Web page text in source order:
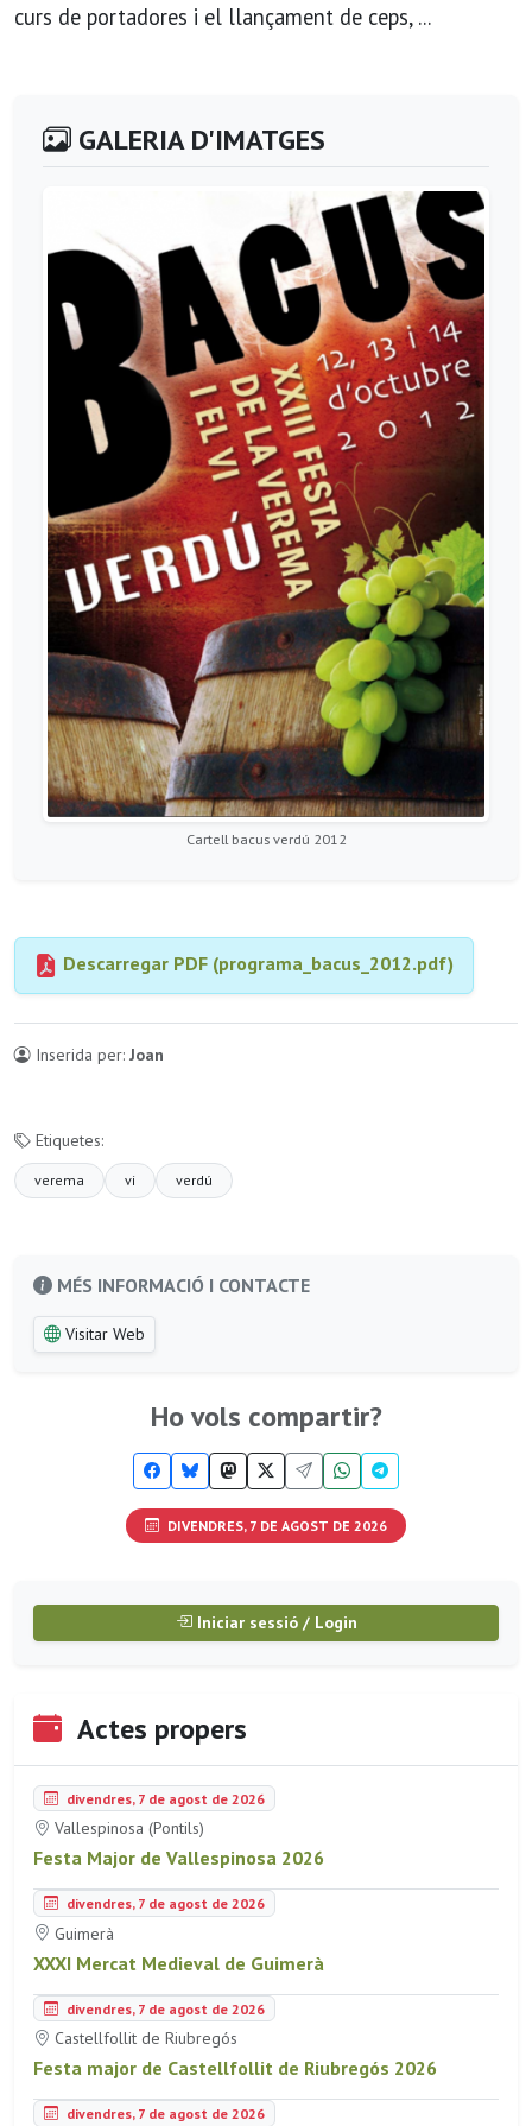
curs de portadores i el llançament de ceps, ...
GALERIA D'IMATGES
Cartell bacus verdú 2012
Descarregar PDF (programa_bacus_2012.pdf)
Inserida per: Joan
Etiquetes:
verema vi verdú
MÉS INFORMACIÓ I CONTACTE
Visitar Web
Ho vols compartir?
DIVENDRES, 7 DE AGOST DE 2026
Iniciar sessió / Login
Actes propers
divendres, 7 de agost de 2026
Vallespinosa (Pontils)
Festa Major de Vallespinosa 2026
divendres, 7 de agost de 2026
Guimerà
XXXI Mercat Medieval de Guimerà
divendres, 7 de agost de 2026
Castellfollit de Riubregós
Festa major de Castellfollit de Riubregós 2026
divendres, 7 de agost de 2026